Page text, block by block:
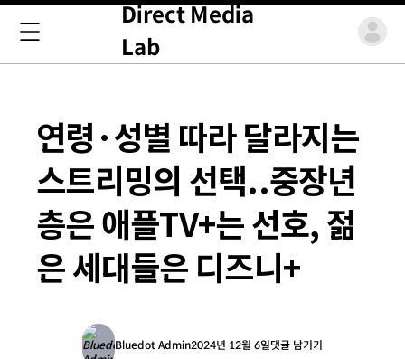
Direct Media
Lab
연령·성별 따라 달라지는
스트리밍의 선택..중장년
층은 애플TV+는 선호, 젊
은 세대들은 디즈니+
Bluedot Admin2024년 12월 6일댓글 남기기